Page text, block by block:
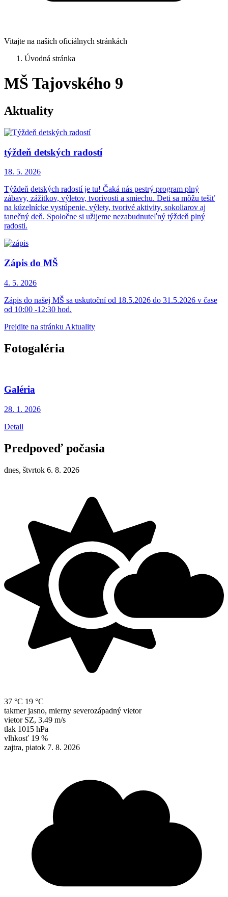
Vitajte na našich oficiálnych stránkách
Úvodná stránka
MŠ Tajovského 9
Aktuality
týždeň detských radostí
18. 5. 2026
Týždeň detských radostí je tu! Čaká nás pestrý program plný
zábavy, zážitkov, výletov, tvorivosti a smiechu. Deti sa môžu tešiť
na kúzelnícke vystúpenie, výlety, tvorivé aktivity, sokoliarov aj
tanečný deň. Spoločne si užijeme nezabudnuteľný týždeň plný
radosti.
Zápis do MŠ
4. 5. 2026
Zápis do našej MŠ sa uskutoční od 18.5.2026 do 31.5.2026 v čase
od 10:00 -12:30 hod.
Prejdite na stránku Aktuality
Fotogaléria
Galéria
28. 1. 2026
Detail
Predpoveď počasia
dnes, štvrtok 6. 8. 2026
37 °C 19 °C
takmer jasno, mierny severozápadný vietor
vietor SZ, 3.49 m/s
tlak 1015 hPa
vlhkosť 19 %
zajtra, piatok 7. 8. 2026